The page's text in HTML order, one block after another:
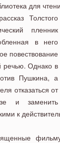
для
Толстого
пленник
в него
повествование
речью. Однако в
Пушкина, а
отказаться от
и заменить
к